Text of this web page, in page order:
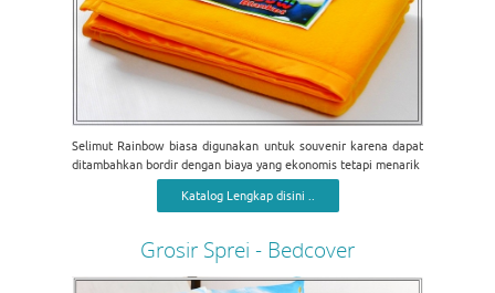
Selimut Rainbow biasa digunakan untuk souvenir karena dapat
ditambahkan bordir dengan biaya yang ekonomis tetapi menarik
Katalog Lengkap disini ..
Grosir Sprei - Bedcover